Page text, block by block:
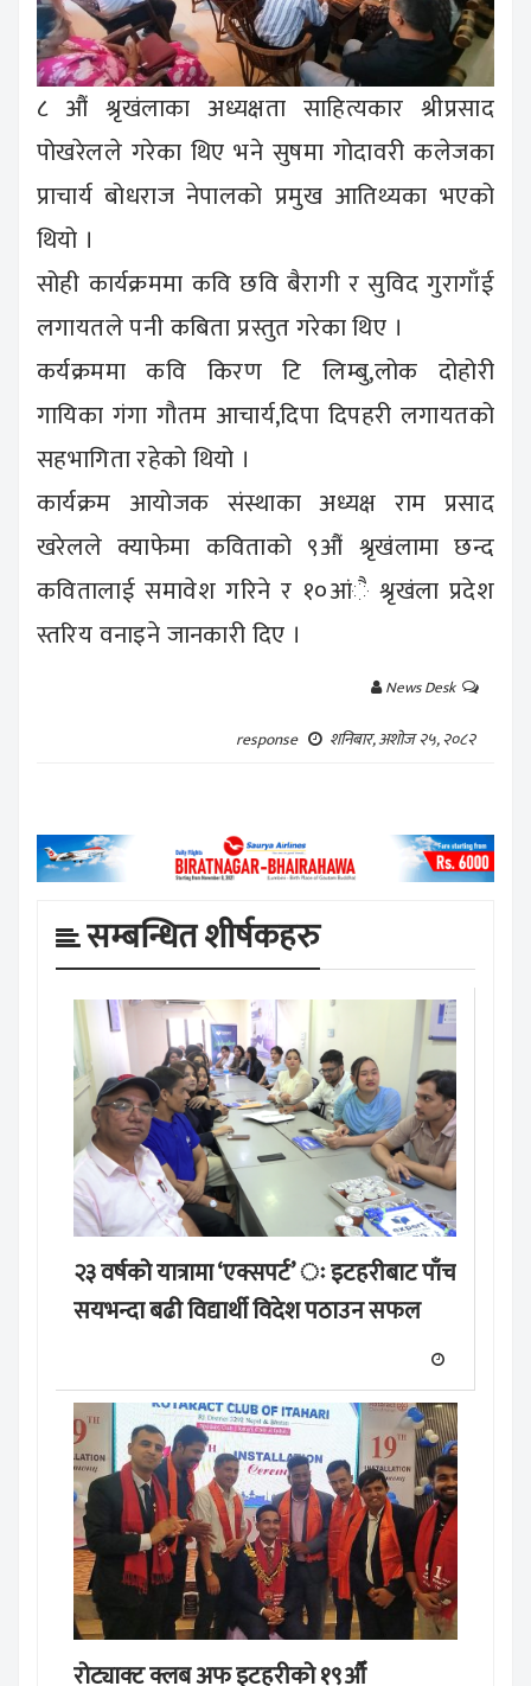
८ औं श्रृखंलाका अध्यक्षता साहित्यकार श्रीप्रसाद
पोखरेलले गरेका थिए भने सुषमा गोदावरी कलेजका
प्राचार्य बोधराज नेपालको प्रमुख आतिथ्यका भएको
थियो ।
सोही कार्यक्रममा कवि छवि बैरागी र सुविद गुरागाँई
लगायतले पनी कबिता प्रस्तुत गरेका थिए ।
कर्यक्रममा कवि किरण टि लिम्बु,लोक दोहोरी
गायिका गंगा गौतम आचार्य,दिपा दिपहरी लगायतको
सहभागिता रहेको थियो ।
कार्यक्रम आयोजक संस्थाका अध्यक्ष राम प्रसाद
खरेलले क्याफेमा कविताको ९औं श्रृखंलामा छन्द
कवितालाई समावेश गरिने र १०आंै श्रृखंला प्रदेश
स्तरिय वनाइने जानकारी दिए ।
News Desk
response
शनिबार, अशोज २५, २०८२
सम्बन्धित शीर्षकहरु
२३ वर्षको यात्रामा ‘एक्सपर्ट’ ः इटहरीबाट पाँच
सयभन्दा बढी विद्यार्थी विदेश पठाउन सफल
रोट्याक्ट क्लब अफ इटहरीको १९औँ